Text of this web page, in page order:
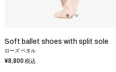
Soft ballet shoes with split sole
ローズ ペタル
¥8,800 税込